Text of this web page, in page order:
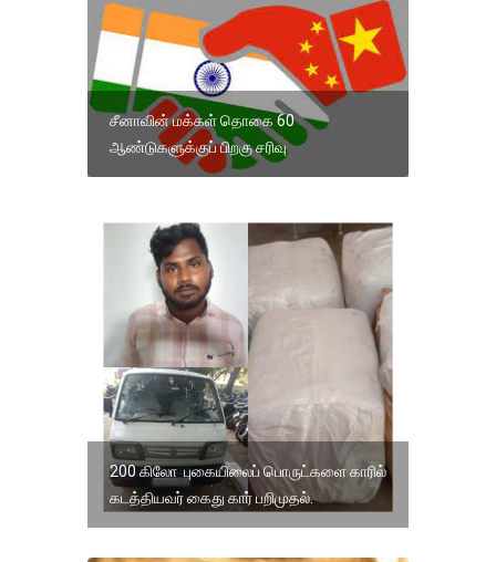
சீனாவின் மக்கள் தொகை 60
ஆண்டுகளுக்குப் பிறகு சரிவு
200 கிலோ புகையிலைப் பொருட்களை காரில்
கடத்தியவர் கைது கார் பறிமுதல்.